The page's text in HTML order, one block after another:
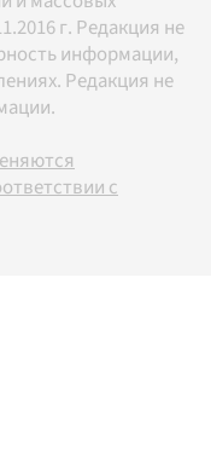
г. Редакция не
информации,
Редакция не
с